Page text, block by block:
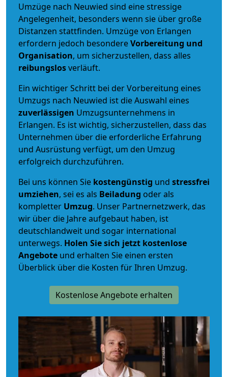
Umzüge nach Neuwied sind eine stressige
Angelegenheit, besonders wenn sie über große
Distanzen stattfinden. Umzüge von Erlangen
erfordern jedoch besondereVorbereitung und
Organisation, um sicherzustellen, dass alles
reibungslosverläuft.
Ein wichtiger Schritt bei der Vorbereitung eines
Umzugs nach Neuwied ist die Auswahl eines
zuverlässigen Umzugsunternehmens in
Erlangen. Es ist wichtig, sicherzustellen, dass das
Unternehmen über die erforderliche Erfahrung
und Ausrüstung verfügt, um den Umzug
erfolgreich durchzuführen.
Bei uns können Sie kostengünstig und stressfrei
umziehen, sei es als Beiladung oder als
kompletter Umzug. Unser Partnernetzwerk, das
wir über die Jahre aufgebaut haben, ist
deutschlandweit und sogar international
unterwegs. Holen Sie sich jetzt kostenlose
Angebote und erhalten Sie einen ersten
Überblick über die Kosten für Ihren Umzug.
Kostenlose Angebote erhalten